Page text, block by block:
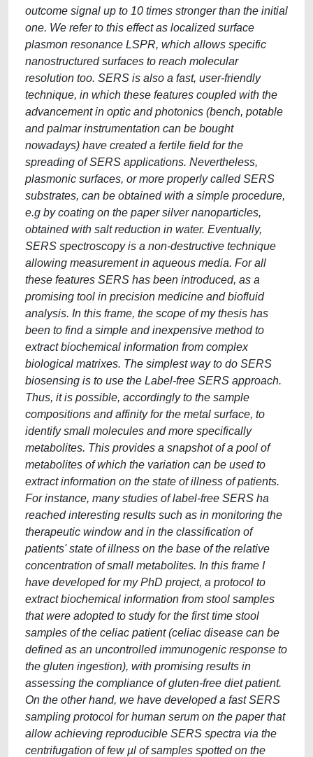
outcome signal up to 10 times stronger than the initial
one. We refer to this effect as localized surface
plasmon resonance LSPR, which allows specific
nanostructured surfaces to reach molecular
resolution too. SERS is also a fast, user-friendly
technique, in which these features coupled with the
advancement in optic and photonics (bench, potable
and palmar instrumentation can be bought
nowadays) have created a fertile field for the
spreading of SERS applications. Nevertheless,
plasmonic surfaces, or more properly called SERS
substrates, can be obtained with a simple procedure,
e.g by coating on the paper silver nanoparticles,
obtained with salt reduction in water. Eventually,
SERS spectroscopy is a non-destructive technique
allowing measurement in aqueous media. For all
these features SERS has been introduced, as a
promising tool in precision medicine and biofluid
analysis. In this frame, the scope of my thesis has
been to find a simple and inexpensive method to
extract biochemical information from complex
biological matrixes. The simplest way to do SERS
biosensing is to use the Label-free SERS approach.
Thus, it is possible, accordingly to the sample
compositions and affinity for the metal surface, to
identify small molecules and more specifically
metabolites. This provides a snapshot of a pool of
metabolites of which the variation can be used to
extract information on the state of illness of patients.
For instance, many studies of label-free SERS ha
reached interesting results such as in monitoring the
therapeutic window and in the classification of
patients' state of illness on the base of the relative
concentration of small metabolites. In this frame I
have developed for my PhD project, a protocol to
extract biochemical information from stool samples
that were adopted to study for the first time stool
samples of the celiac patient (celiac disease can be
defined as an uncontrolled immunogenic response to
the gluten ingestion), with promising results in
assessing the compliance of gluten-free diet patient.
On the other hand, we have developed a fast SERS
sampling protocol for human serum on the paper that
allow achieving reproducible SERS spectra via the
centrifugation of few µl of samples spotted on the